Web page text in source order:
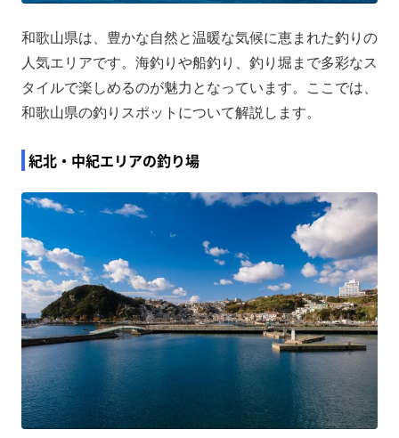
和歌山県は、豊かな自然と温暖な気候に恵まれた釣りの
人気エリアです。海釣りや船釣り、釣り堀まで多彩なス
タイルで楽しめるのが魅力となっています。ここでは、
和歌山県の釣りスポットについて解説します。
紀北・中紀エリアの釣り場